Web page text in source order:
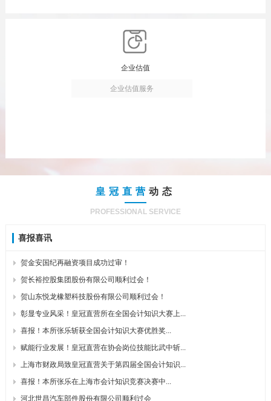
企业估值
企业估值服务
皇冠直营 动态
PROFESSIONAL SERVICE
喜报喜讯
贺金安国纪再融资项目成功过审！
贺长裕控股集团股份有限公司顺利过会！
贺山东悦龙橡塑科技股份有限公司顺利过会！
彰显专业风采！皇冠直营所在全国会计知识大赛上...
喜报！本所张乐斩获全国会计知识大赛优胜奖...
赋能行业发展！皇冠直营在协会岗位技能比武中斩...
上海市财政局致皇冠直营关于第四届全国会计知识...
喜报！本所张乐在上海市会计知识竞赛决赛中...
河北世昌汽车部件股份有限公司顺利过会